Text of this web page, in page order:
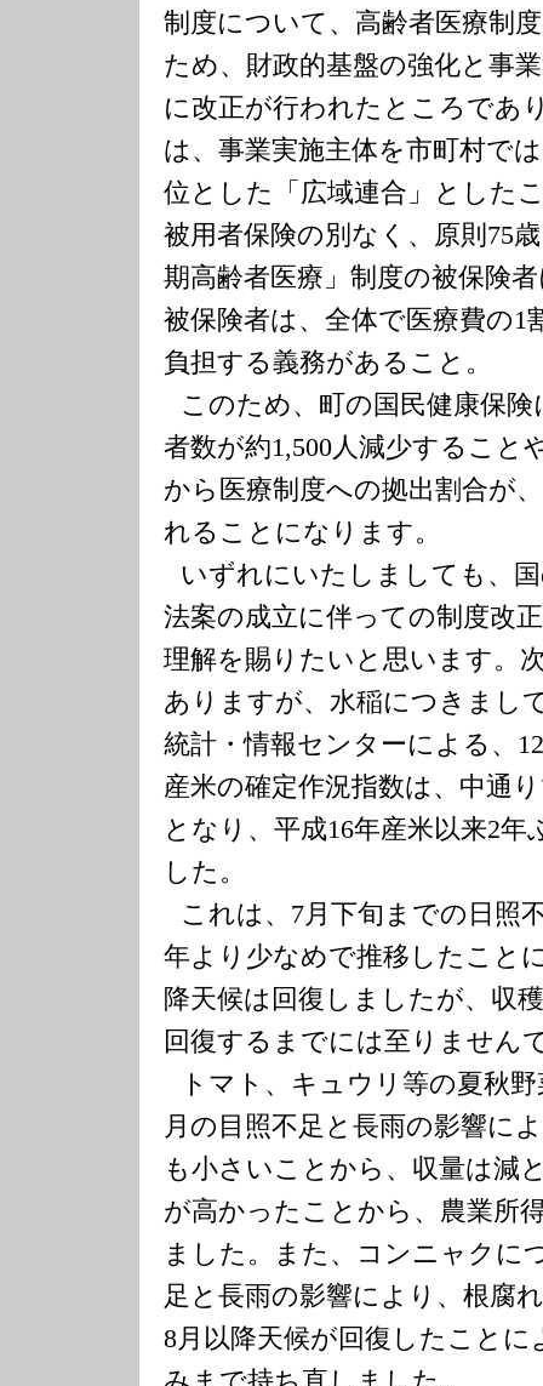
制度について、高齢者医療制
ため、財政的基盤の強化と事
に改正が行われたところであ
は、事業実施主体を市町村で
位とした「広域連合」とした
被用者保険の別なく、原則 75
期高齢者医療」制度の被保険
被保険者は、全体で医療費の1
負担する義務があること。
このため、町の国民健康保
者数が約1,500人減少すること
から医療制度への拠出割合が、
れることになります
いずれにいたしましても、
法案の成立に伴っての制度改
理解を賜りたいと思います。
ありますが、水稲につきまし
統計・情報センターによる、
産米の確定作況指数は、中通
となり、平成16年産米以来2年
した。
これは、 7月下旬までの日照
年より少なめで推移したこと
降天候は回復しましたが、収
回復するまでには至りません
トマト、キュウリ等の夏秋
月の目照不足と長雨の影響に
も小さいことから、収量は減
が高かったことから、農業所
ました。また、コンニャクに
足と長雨の影響により、根腐
8月以降天候が回復したことに